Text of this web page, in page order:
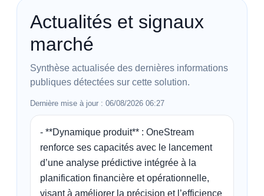
Actualités et signaux
marché
Synthèse actualisée des dernières informations
publiques détectées sur cette solution.
Dernière mise à jour : 06/08/2026 06:27
- **Dynamique produit** : OneStream
renforce ses capacités avec le lancement
d’une analyse prédictive intégrée à la
planification financière et opérationnelle,
visant à améliorer la précision et l’efficience